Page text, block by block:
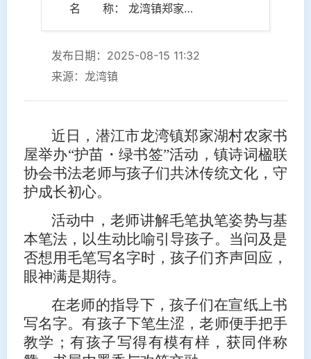
名 称： 龙湾镇郑家湖村农家书屋开展“护苗・绿书签”活动
发布日期：2025-08-15 11:32
来源：龙湾镇
近日，潜江市龙湾镇郑家湖村农家书
屋举办“护苗・绿书签”活动，镇诗词楹联
协会书法老师与孩子们共沐传统文化，守
护成长初心。
活动中，老师讲解毛笔执笔姿势与基
本笔法，以生动比喻引导孩子。当问及是
否想用毛笔写名字时，孩子们齐声回应，
眼神满是期待。
在老师的指导下，孩子们在宣纸上书
写名字。有孩子下笔生涩，老师便手把手
教学；有孩子写得有模有样，获同伴称